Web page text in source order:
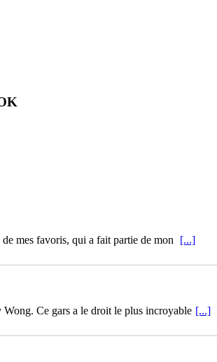
mes favoris, qui a fait partie de mon
[...]
Ce gars a le droit le plus incroyable [...]